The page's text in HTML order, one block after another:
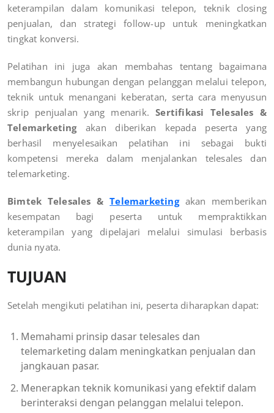
keterampilan dalam komunikasi telepon, teknik closing
penjualan, dan strategi follow-up untuk meningkatkan
tingkat konversi.
Pelatihan ini juga akan membahas tentang bagaimana
membangun hubungan dengan pelanggan melalui telepon,
teknik untuk menangani keberatan, serta cara menyusun
skrip penjualan yang menarik.Sertifikasi Telesales &
Telemarketingakan diberikan kepada peserta yang
berhasil menyelesaikan pelatihan ini sebagai bukti
kompetensi mereka dalam menjalankan telesales dan
telemarketing.
Bimtek Telesales &Telemarketingakan memberikan
kesempatan bagi peserta untuk mempraktikkan
keterampilan yang dipelajari melalui simulasi berbasis
dunia nyata.
TUJUAN
Setelah mengikuti pelatihan ini, peserta diharapkan dapat:
Memahami prinsip dasar telesales dan
telemarketing dalam meningkatkan penjualan dan
jangkauan pasar.
Menerapkan teknik komunikasi yang efektif dalam
berinteraksi dengan pelanggan melalui telepon.